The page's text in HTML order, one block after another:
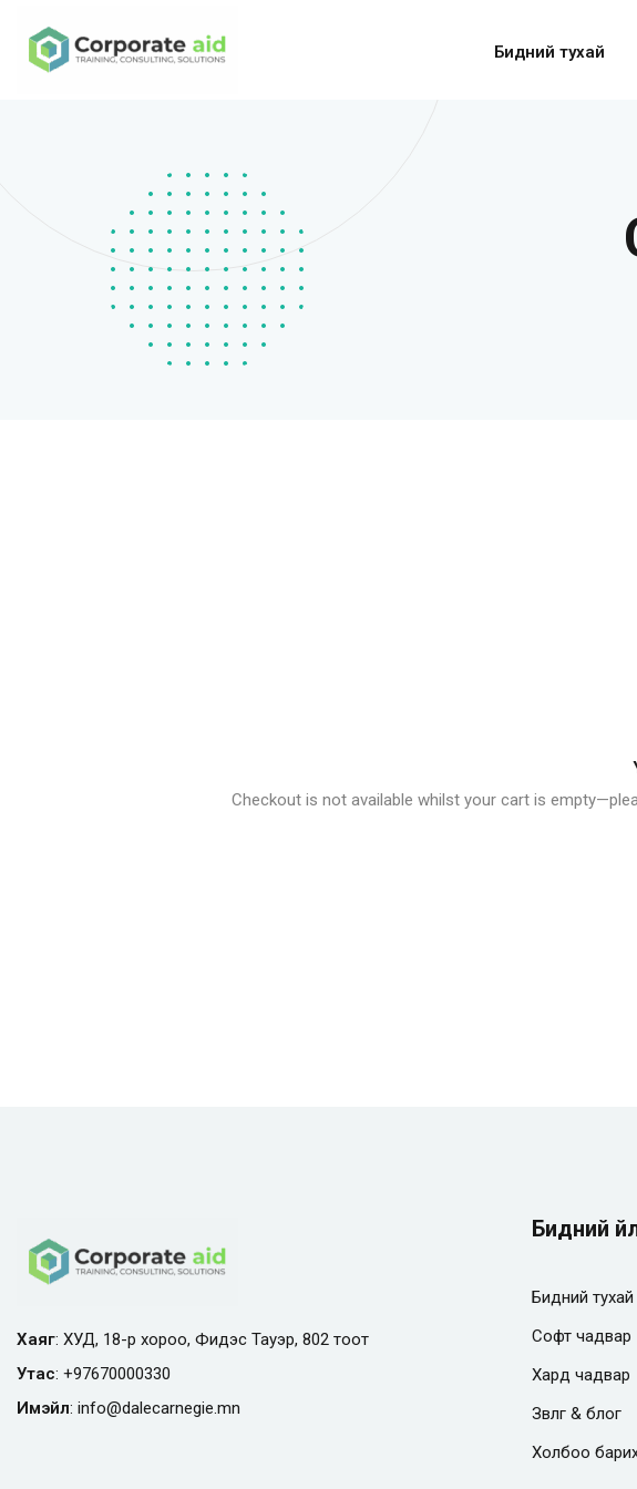
Бидний тухай
Checkout is not available whilst your cart is
Хаяг: ХУД, 18-р хороо, Фидэс Тауэр, 802 тоот
Утас: +97670000330
Имэйл: info@dalecarnegie.mn
Бидний
Бидний тухай
Софт чадвар
Хард чадвар
Зөвлөгөө & блог
Холбоо